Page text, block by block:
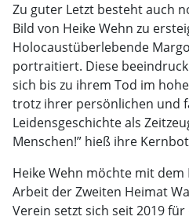
Zu guter Letzt besteht auch
Bild von Heike Wehn zu
Holocaustüberlebende
portraitiert. Diese
sich bis zu ihrem Tod im
trotz ihrer persönlichen und
Leidensgeschichte als
Menschen!” hieß ihre
Heike Wehn möchte mit
Arbeit der Zweiten Heimat
Verein setzt sich seit 2019